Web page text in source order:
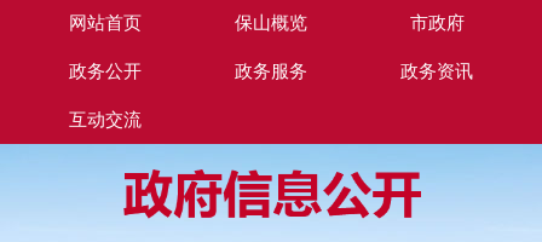
网站首页 保山概览 市政府
政务公开 政务服务 政务资讯
互动交流